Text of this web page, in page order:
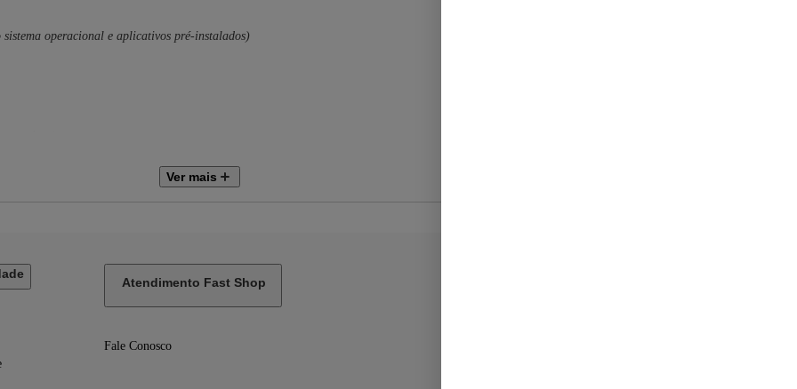
operacional e aplicativos pré-instalados)
mm
Ver mais
Atendimento Fast Shop
Fale Conosco